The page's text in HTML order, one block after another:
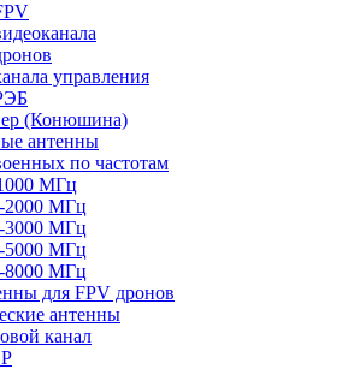
управления
(Конюшина)
антенны
по частотам
МГц
2000 МГц
3000 МГц
5000 МГц
8000 МГц
для FPV дронов
антенны
канал